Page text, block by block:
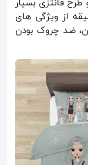
فانتزی بسیار
از ویژگی های
ضد چروک بودن